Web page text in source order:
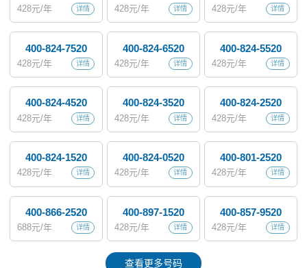
详情
428元/年 详情
428元/年 详情
428元/年
400-824-7520
详情
428元/年
400-824-6520
详情
428元/年
400-824-5520
详情
428元/年
400-824-4520
详情
428元/年
400-824-3520
详情
428元/年
400-824-2520
详情
428元/年
400-824-1520
详情
428元/年
400-824-0520
详情
428元/年
400-801-2520
详情
428元/年
400-866-2520
详情
688元/年
400-897-1520
详情
428元/年
400-857-9520
详情
428元/年
查看更多号码